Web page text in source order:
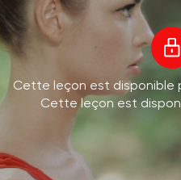
Cette leçon est disponible
Cette leçon est